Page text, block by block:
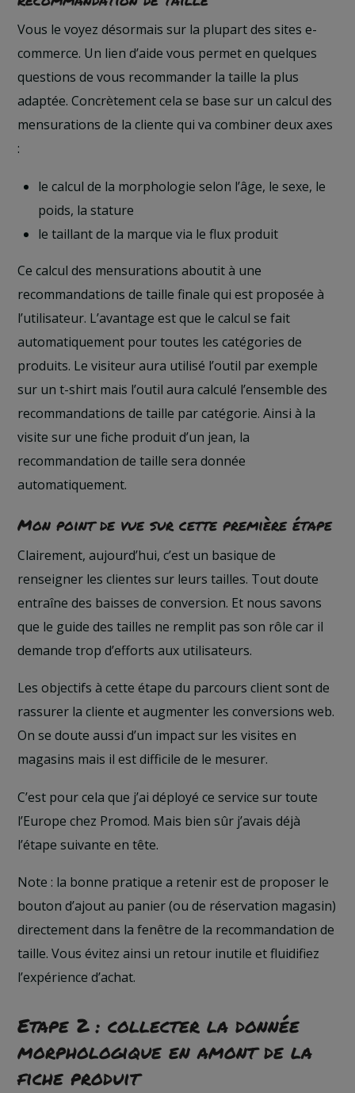
Vous le voyez désormais sur la plupart des sites e-
commerce. Un lien d’aide vous permet en quelques
questions de vous recommander la taille la plus
adaptée. Concrètement cela se base sur un calcul des
mensurations de la cliente qui va combiner deux axes
:
le calcul de la morphologie selon l’âge, le sexe, le
poids, la stature
le taillant de la marque via le flux produit
Ce calcul des mensurations aboutit à une
recommandations de taille finale qui est proposée à
l’utilisateur. L’avantage est que le calcul se fait
automatiquement pour toutes les catégories de
produits. Le visiteur aura utilisé l’outil par exemple
sur un t-shirt mais l’outil aura calculé l’ensemble des
recommandations de taille par catégorie. Ainsi à la
visite sur une fiche produit d’un jean, la
recommandation de taille sera donnée
automatiquement.
Mon point de vue sur cette première étape
Clairement, aujourd’hui, c’est un basique de
renseigner les clientes sur leurs tailles. Tout doute
entraîne des baisses de conversion. Et nous savons
que le guide des tailles ne remplit pas son rôle car il
demande trop d’efforts aux utilisateurs.
Les objectifs à cette étape du parcours client sont de
rassurer la cliente et augmenter les conversions web.
On se doute aussi d’un impact sur les visites en
magasins mais il est difficile de le mesurer.
C’est pour cela que j’ai déployé ce service sur toute
l’Europe chez Promod. Mais bien sûr j’avais déjà
l’étape suivante en tête.
Note : la bonne pratique a retenir est de proposer le
bouton d’ajout au panier (ou de réservation magasin)
directement dans la fenêtre de la recommandation de
taille. Vous évitez ainsi un retour inutile et fluidifiez
l’expérience d’achat.
Etape 2 : collecter la donnée
morphologique en amont de la
fiche produit